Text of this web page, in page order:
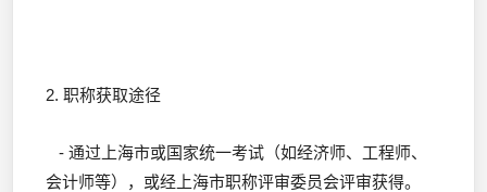
2. 职称获取途径
- 通过上海市或国家统一考试（如经济师、工程师、
会计师等），或经上海市职称评审委员会评审获得。